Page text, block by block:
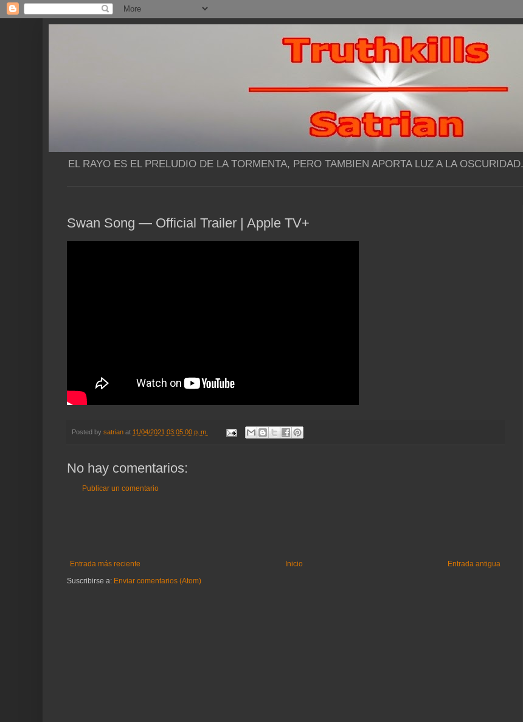
EL RAYO ES EL PRELUDIO DE LA TORMENTA, PERO TAMBIEN APORTA LUZ A LA OSCURIDAD.
Swan Song — Official Trailer | Apple TV+
Posted by satrian at 11/04/2021 03:05:00 p. m.
No hay comentarios:
Publicar un comentario
Entrada más reciente Entrada antigua
Inicio
Suscribirse a: Enviar comentarios (Atom)